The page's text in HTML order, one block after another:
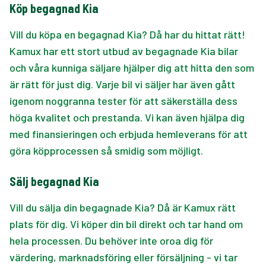
Köp begagnad Kia
Vill du köpa en begagnad Kia? Då har du hittat rätt!
Kamux har ett stort utbud av begagnade Kia bilar
och våra kunniga säljare hjälper dig att hitta den som
är rätt för just dig. Varje bil vi säljer har även gått
igenom noggranna tester för att säkerställa dess
höga kvalitet och prestanda. Vi kan även hjälpa dig
med finansieringen och erbjuda hemleverans för att
göra köpprocessen så smidig som möjligt.
Sälj begagnad Kia
Vill du sälja din begagnade Kia? Då är Kamux rätt
plats för dig. Vi köper din bil direkt och tar hand om
hela processen. Du behöver inte oroa dig för
värdering, marknadsföring eller försäljning - vi tar